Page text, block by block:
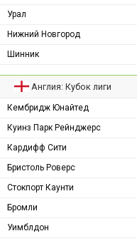
Урал
Нижний Новгород
Шинник
Англия: Кубок лиги
Кембридж Юнайтед
Куинз Парк Рейнджерс
Кардифф Сити
Бристоль Роверс
Стокпорт Каунти
Бромли
Уимблдон